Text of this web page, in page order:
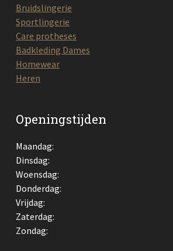
Bruidslingerie
Sportlingerie
Care protheses
Badkleding Dames
Homewear
Heren
Openingstijden
Maandag:
Dinsdag:
Woensdag:
Donderdag:
Vrijdag:
Zaterdag:
Zondag: